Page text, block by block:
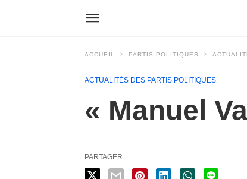
ACCUEIL PARTIS POLITIQUES
ACTUALITÉS DES PARTIS POLITIQUES
« Manuel
PARTAGER